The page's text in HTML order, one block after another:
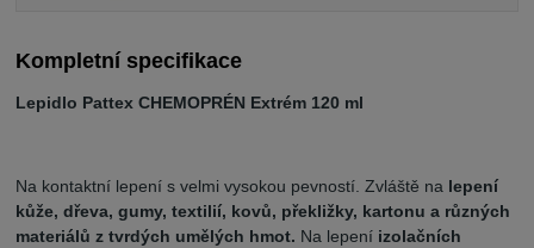
Kompletní specifikace
Lepidlo Pattex CHEMOPRÉN Extrém 120 ml
Na kontaktní lepení s velmi vysokou pevností. Zvláště na lepení
kůže, dřeva, gumy, textilií, kovů, překližky, kartonu a různých
materiálů z tvrdých umělých hmot. Na lepení izolačních